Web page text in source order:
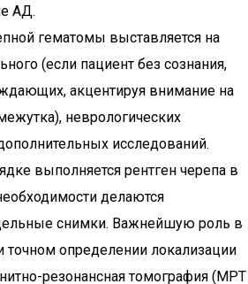
АД.
гематомы выставляется на
(если пациент без сознания,
акцентируя внимание на
неврологических
исследований.
выполняется рентген черепа в
делаются
снимки. Важнейшую роль в
точном определении локализации
резонансная томография (МРТ